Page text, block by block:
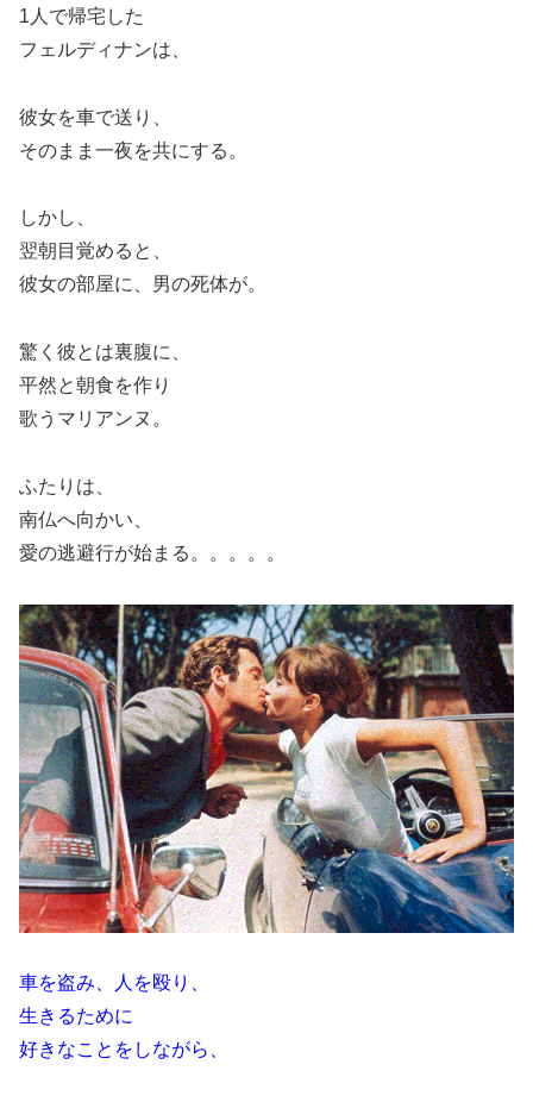
1人で帰宅した
フェルディナンは、
彼女を車で送り、
そのまま一夜を共にする。
しかし、
翌朝目覚めると、
彼女の部屋に、男の死体が。
驚く彼とは裏腹に、
平然と朝食を作り
歌うマリアンヌ。
ふたりは、
南仏へ向かい、
愛の逃避行が始まる。。。。。
車を盗み、人を殴り、
生きるために
好きなことをしながら、